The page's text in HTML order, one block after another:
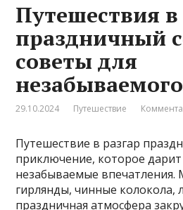
Путешествия в
праздничный
советы для
29.10.2024 Путешествие
Путешествие в разгар
приключение, которое
незабываемые
гирлянды, чинные колокола,
праздничная атмосфера